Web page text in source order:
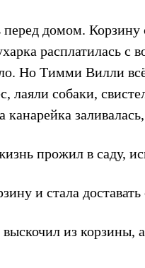
перед домом.
расплатилась с
Но Тимми Вилли
лаяли собаки,
канарейка
прожил в саду,
и стала
из корзины, а